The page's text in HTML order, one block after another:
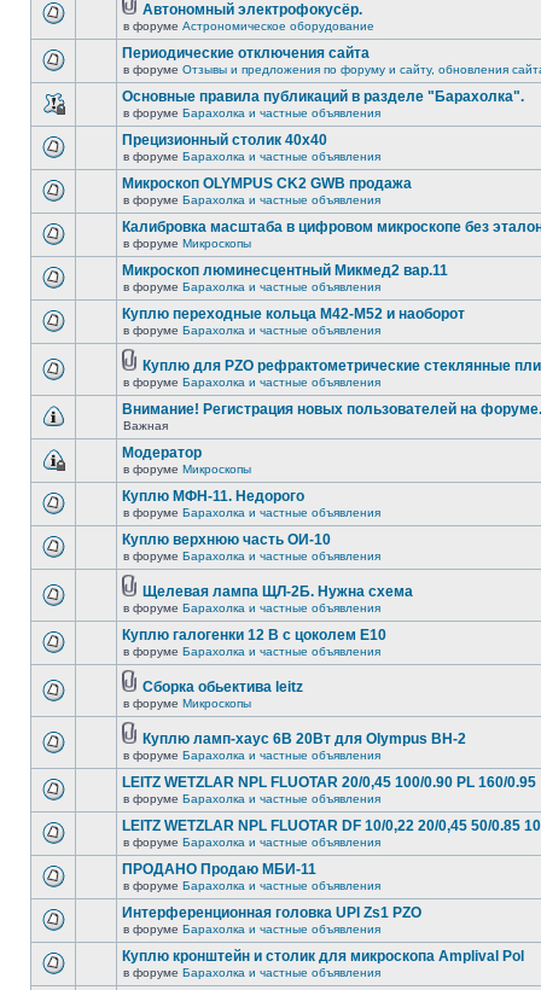
Автономный электрофокусёр.
в форуме Астрономическое оборудование
Периодические отключения сайта
в форуме Отзывы и предложения по форуму и сайту, обновления
Основные правила публикаций в разделе "Барахолка".
в форуме Барахолка и частные объявления
Прецизионный столик 40х40
в форуме Барахолка и частные объявления
Микроскоп OLYMPUS CK2 GWB продажа
в форуме Барахолка и частные объявления
Калибровка масштаба в цифровом микроскопе без
в форуме Микроскопы
Микроскоп люминесцентный Микмед2 вар.11
в форуме Барахолка и частные объявления
Куплю переходные кольца М42-М52 и наоборот
в форуме Барахолка и частные объявления
Куплю для PZO рефрактометрические стеклянные
в форуме Барахолка и частные объявления
Внимание! Регистрация новых пользователей на форуме.
Важная
Модератор
в форуме Микроскопы
Куплю МФН-11. Недорого
в форуме Барахолка и частные объявления
Куплю верхнюю часть ОИ-10
в форуме Барахолка и частные объявления
Щелевая лампа ЩЛ-2Б. Нужна схема
в форуме Барахолка и частные объявления
Куплю галогенки 12 В с цоколем Е10
в форуме Барахолка и частные объявления
Сборка обьектива leitz
в форуме Микроскопы
Куплю ламп-хаус 6В 20Вт для Olympus BH-2
в форуме Барахолка и частные объявления
LEITZ WETZLAR NPL FLUOTAR 20/0,45 100/0.90 PL 160/0.95
в форуме Барахолка и частные объявления
LEITZ WETZLAR NPL FLUOTAR DF 10/0,22 20/0,45 50/0.85
в форуме Барахолка и частные объявления
ПРОДАНО Продаю МБИ-11
в форуме Барахолка и частные объявления
Интерференционная головка UPI Zs1 PZO
в форуме Барахолка и частные объявления
Куплю кронштейн и столик для микроскопа Amplival Pol
в форуме Барахолка и частные объявления